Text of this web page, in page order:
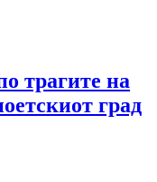
трагите на
град